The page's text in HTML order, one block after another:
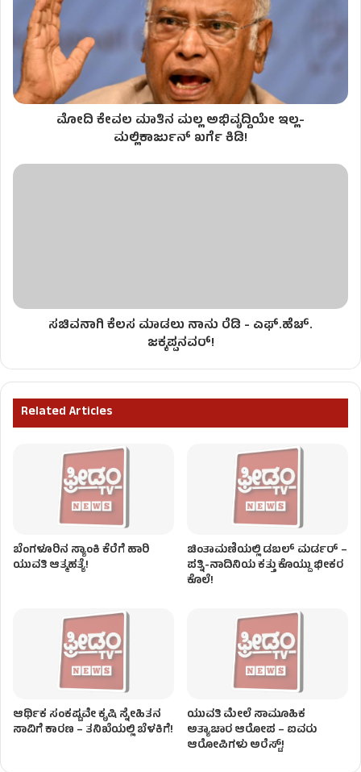
ಮೋದಿ ಕೇವಲ ಮಾತಿನ ಮಲ್ಲ ಅಭಿವೃದ್ದಿಯೇ ಇಲ್ಲ-
ಮಲ್ಲಿಕಾರ್ಜುನ್ ಖರ್ಗೆ ಕಿಡಿ!
ಸಚಿವನಾಗಿ ಕೆಲಸ ಮಾಡಲು ನಾನು ರೆಡಿ - ಎಫ್.ಹೆಚ್.
ಜಕ್ಕಪ್ಪನವರ್!
Related Articles
ಬೆಂಗಳೂರಿನ ಸ್ಯಾಂಕಿ ಕೆರೆಗೆ ಹಾರಿ
ಯುವತಿ ಆತ್ಮಹತ್ಯೆ!
ಚಿಂತಾಮಣಿಯಲ್ಲಿ ಡಬಲ್‌ ಮರ್ಡರ್‌ –
ಪತ್ನಿ-ನಾದಿನಿಯ ಕತ್ತು ಕೊಯ್ದು ಭೀಕರ
ಕೊಲೆ!
ಆರ್ಥಿಕ ಸಂಕಷ್ಟವೇ ಕೃಷಿ ಸ್ನೇಹಿತನ
ಸಾವಿಗೆ ಕಾರಣ – ತನಿಖೆಯಲ್ಲಿ ಬೆಳಕಿಗೆ!
ಯುವತಿ ಮೇಲೆ ಸಾಮೂಹಿಕ
ಅತ್ಯಾಚಾರ ಆರೋಪ – ಐವರು
ಆರೋಪಿಗಳು ಅರೆಸ್ಟ್!